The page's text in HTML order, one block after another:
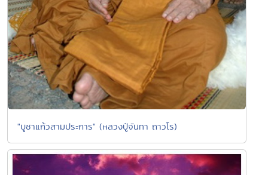
"บูชาแก้วสามประการ" (หลวงปู่จันทา ถาวโร)